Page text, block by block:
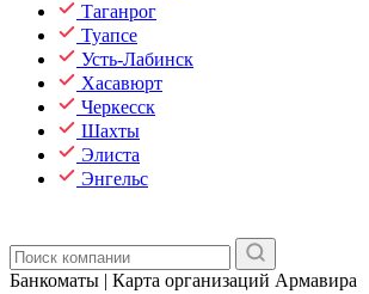
Таганрог
Туапсе
Усть-Лабинск
Хасавюрт
Черкесск
Шахты
Элиста
Энгельс
Банкоматы | Карта организаций Армавира